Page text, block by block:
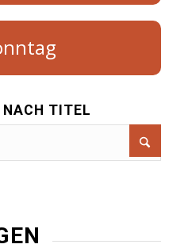
NACH TITEL